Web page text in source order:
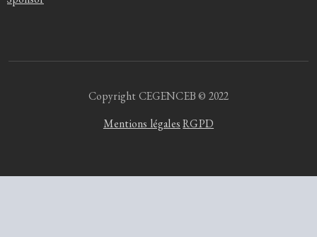
Copyright CEGENCEB © 2022
Mentions légales RGPD